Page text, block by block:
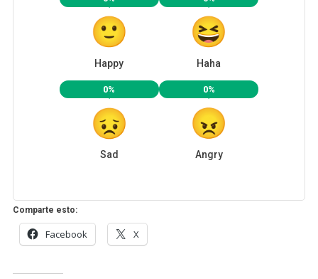
Happy Haha
0%
Sad
0%
Angry
Comparte esto:
Facebook X